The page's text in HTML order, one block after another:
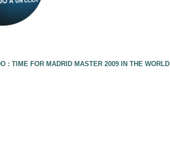
: TIME FOR MADRID MASTER 2009 IN THE WORLD